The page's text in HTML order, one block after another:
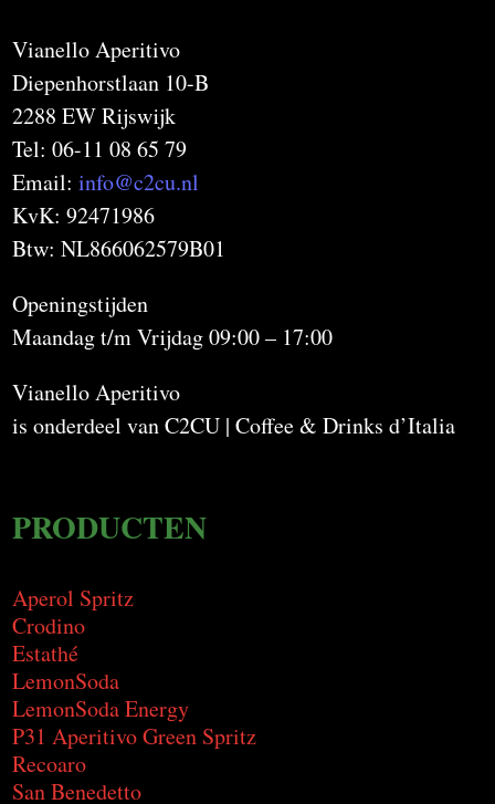
Vianello Aperitivo
Diepenhorstlaan 10-B
2288 EW Rijswijk
Tel: 06-11 08 65 79
Email:info@c2cu.nl
KvK: 92471986
Btw: NL866062579B01
Openingstijden
Maandag t/m Vrijdag 09:00 – 17:00
Vianello Aperitivo
is onderdeel van C2CU | Coffee & Drinks d’Italia
PRODUCTEN
Aperol Spritz
Crodino
Estathé
LemonSoda
LemonSoda Energy
P31 Aperitivo Green Spritz
Recoaro
San Benedetto